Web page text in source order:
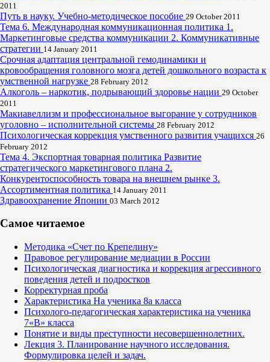
2011
Путь в науку. Учебно-методическое пособие 29 October 2011
Тема 6. Международная коммуникационная политика 1.
Маркетинговые средства коммуникации 2. Коммуникативные
стратегии 14 January 2011
Срочная адаптация центральной гемодинамики и
кровообращения головного мозга детей дошкольного возраста к
умственной нагрузке 28 February 2012
Алкоголь – наркотик, подрывающий здоровье нации 29 October
2011
Макиавеллизм и профессиональное выгорание у сотрудников
уголовно – исполнительной системы 28 February 2012
Психологическая коррекция умственного развития учащихся 26
February 2012
Тема 4. Экспортная товарная политика Развитие
стратегического маркетингового плана 2.
Конкурентоспособность товара на внешнем рынке 3.
Ассортиментная политика 14 January 2011
Здравоохранение Японии 03 March 2012
Самое читаемое
Методика «Счет по Крепелину»
Правовое регулирование медиации в России
Психологическая диагностика и коррекция агрессивного
поведения детей и подростков
Корректурная проба
Характеристика На ученика 8а класса
Психолого-педагогическая характеристика на ученика
7«В» класса
Понятие и виды преступности несовершеннолетних.
Лекция 3. Планирование научного исследования.
Формулировка целей и задач.